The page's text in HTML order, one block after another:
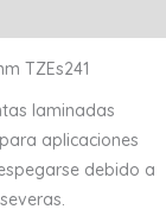
TZEs241
laminadas
aplicaciones
debido a